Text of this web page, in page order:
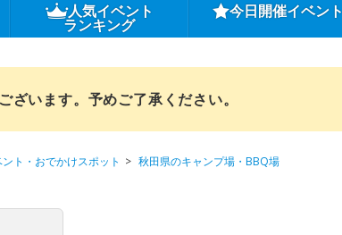
人気イベント
ランキング
今日開催イベント
います。予めご了承ください。
ト・おでかけスポット
秋田県のキャンプ場・BBQ場